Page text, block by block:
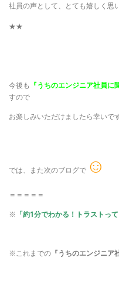
社員の声として、とても嬉しく思
★★
今後も 『うちのエンジニア社員に
すので
お楽しみいただけましたら幸いです
では、また次のブログで ☺
＝＝＝＝＝
※ 「約1分でわかる！トラストっ
※これまでの 『うちのエンジニア